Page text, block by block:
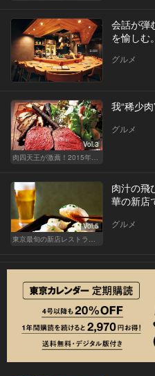
会話が弾
を愉しむ
グルメ
Vol.3
肉四天王が激薦！2015年に“狙いし肉”
我“稀少
グルメ
Vol.5
東京最旬の新店レストラン！
肉汁の飛
華の新店
グルメ